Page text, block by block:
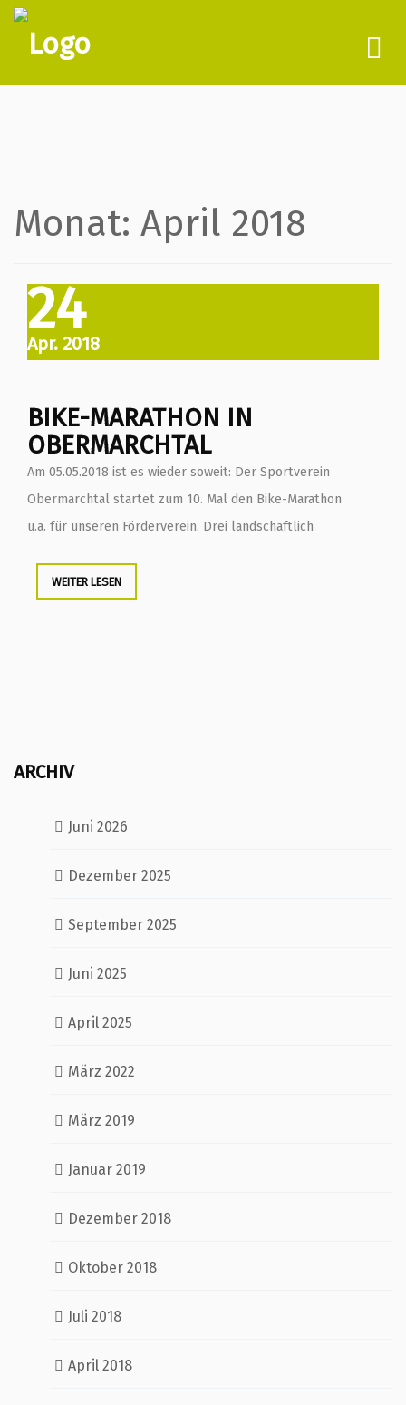
Monat: April 2018
24
Apr. 2018
BIKE-MARATHON IN
OBERMARCHTAL
Am 05.05.2018 ist es wieder soweit: Der Sportverein
Obermarchtal startet zum 10. Mal den Bike-Marathon
u.a. für unseren Förderverein. Drei landschaftlich
WEITER LESEN
ARCHIV
Juni 2026
Dezember 2025
September 2025
Juni 2025
April 2025
März 2022
März 2019
Januar 2019
Dezember 2018
Oktober 2018
Juli 2018
April 2018